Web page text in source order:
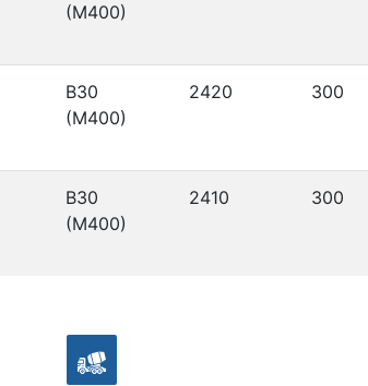
(М400)
В30
(М400)
2420 300
В30
(М400)
2410 300